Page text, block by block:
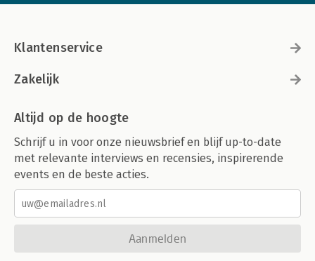
Klantenservice
Zakelijk
Altijd op de hoogte
Schrijf u in voor onze nieuwsbrief en blijf up-to-date
met relevante interviews en recensies, inspirerende
events en de beste acties.
Aanmelden